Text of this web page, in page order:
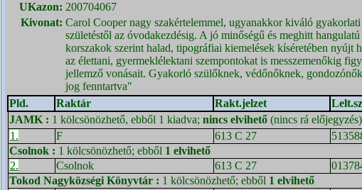
UKazon: 200704067
Kivonat: Carol Cooper nagy szakértelemmel, ugyanakkor kiváló
születéstől az óvodakezdésig. A jó minőségű és meghitt
korszakok szerint halad, tipográfiai kiemelések kíséretében nyújt
az élettani, gyermeklélektani szempontokat is messzemenőkig
jellemző vonásait. Gyakorló szülőknek, védőnőknek,
jog fenntartva"
Pld.
Raktár Rakt.jelzet
JAMK : 1 kölcsönözhető, ebből 1 kiadva; nincs elvihető (nincs rá előjegyzés)
1.
F 613 C 27
Csolnok : 1 kölcsönözhető; ebből 1 elvihető
2.
Csolnok 613 C 27
Tokod Nagyközségi Könyvtár : 1 kölcsönözhető; ebből 1 elvihető